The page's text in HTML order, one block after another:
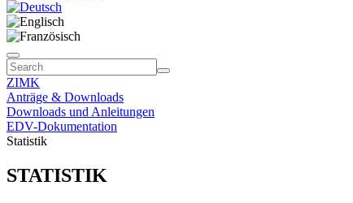
ZIMK
Anträge & Downloads
Downloads und Anleitungen
EDV-Dokumentation
Statistik
STATISTIK